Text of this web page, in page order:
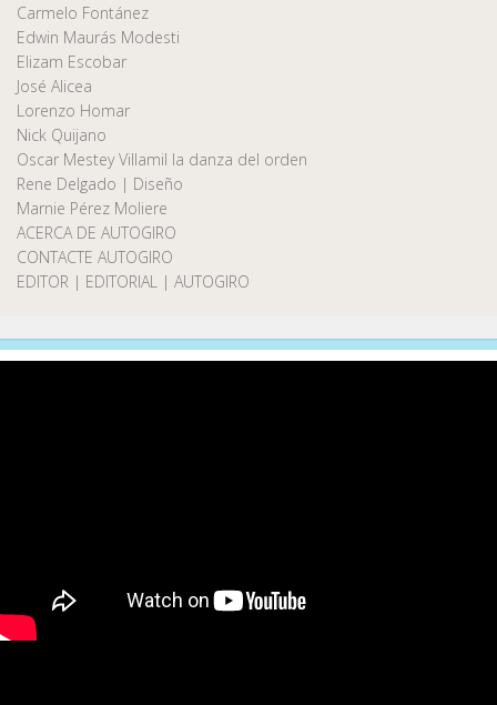
Carmelo Fontánez
Edwin Maurás Modesti
Elizam Escobar
José Alicea
Lorenzo Homar
Nick Quijano
Oscar Mestey Villamil la danza del orden
Rene Delgado | Diseño
Marnie Pérez Moliere
ACERCA DE AUTOGIRO
CONTACTE AUTOGIRO
EDITOR | EDITORIAL | AUTOGIRO